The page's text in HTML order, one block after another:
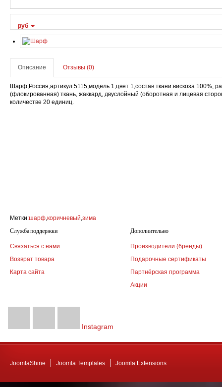
руб
Описание Отзывы (0)
Шарф,Россия,артикул:5115,модель 1,цвет 1,состав ткани:вискоза 100%,
(флокированная) ткань, жаккард, двуслойный (оборотная и лицевая
количестве 20 единиц.
Метки:шарф,коричневый,зима
Служба поддержки
Связаться с нами
Возврат товара
Карта сайта
Дополнительно
Производители (бренды)
Подарочные сертификаты
Партнёрская программа
Акции
Instagram
JoomlaShine Joomla Templates Joomla Extensions